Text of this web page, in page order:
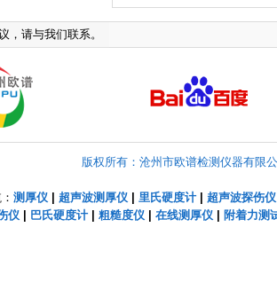
，请与我们联系。
版权所有：沧州市欧谱检测仪器有限
测厚仪 超声波测厚仪 里氏硬度计| 超声波探伤仪
仪| 巴氏硬度计| 粗糙度仪| 在线测厚仪| 附着力测